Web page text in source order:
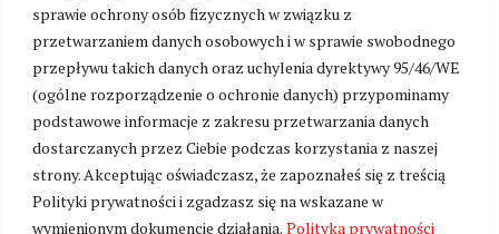
sprawie ochrony osób fizycznych w związku z
przetwarzaniem danych osobowych i w sprawie swobodnego
przepływu takich danych oraz uchylenia dyrektywy 95/46/WE
(ogólne rozporządzenie o ochronie danych) przypominamy
podstawowe informacje z zakresu przetwarzania danych
dostarczanych przez Ciebie podczas korzystania z naszej
strony. Akceptując oświadczasz, że zapoznałeś się z treścią
Polityki prywatności i zgadzasz się na wskazane w
wymienionym dokumencie działania. Polityka prywatności
Zmień ustawienia cookies